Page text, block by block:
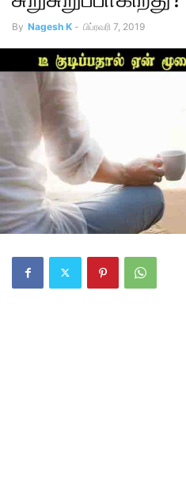
By Nagesh K - பிப்ரவரி 7, 2019